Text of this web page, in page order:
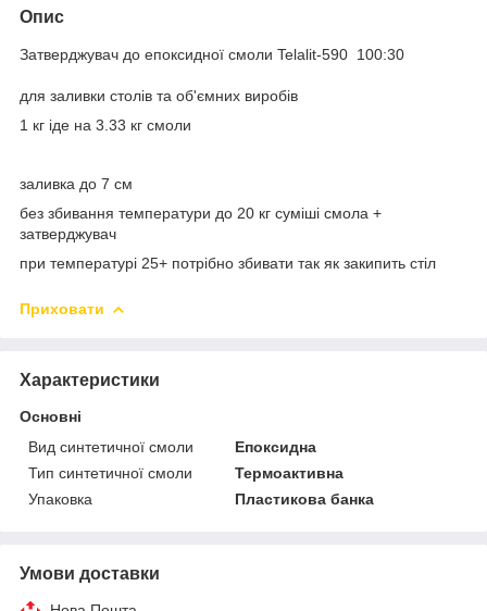
Опис
Затверджувач до епоксидної смоли Telalit-590 100:30
для заливки столів та об'ємних виробів
1 кг іде на 3.33 кг смоли
заливка до 7 см
без збивання температури до 20 кг суміші смола +
затверджувач
при температурі 25+ потрібно збивати так як закипить стіл
Приховати
Характеристики
Основні
Вид синтетичної смоли
Епоксидна
Тип синтетичної смоли
Термоактивна
Упаковка
Пластикова банка
Умови доставки